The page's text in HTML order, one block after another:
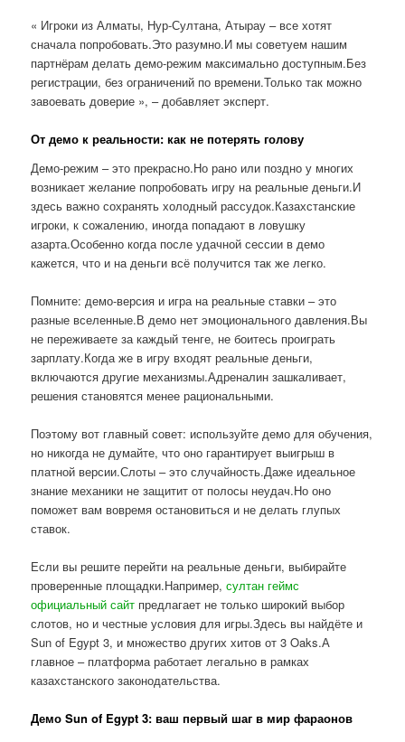
« Игроки из Алматы, Нур-Султана, Атырау – все хотят
сначала попробовать.Это разумно.И мы советуем нашим
партнёрам делать демо-режим максимально доступным.Без
регистрации, без ограничений по времени.Только так можно
завоевать доверие », – добавляет эксперт.
От демо к реальности: как не потерять голову
Демо-режим – это прекрасно.Но рано или поздно у многих
возникает желание попробовать игру на реальные деньги.И
здесь важно сохранять холодный рассудок.Казахстанские
игроки, к сожалению, иногда попадают в ловушку
азарта.Особенно когда после удачной сессии в демо
кажется, что и на деньги всё получится так же легко.
Помните: демо-версия и игра на реальные ставки – это
разные вселенные.В демо нет эмоционального давления.Вы
не переживаете за каждый тенге, не боитесь проиграть
зарплату.Когда же в игру входят реальные деньги,
включаются другие механизмы.Адреналин зашкаливает,
решения становятся менее рациональными.
Поэтому вот главный совет: используйте демо для обучения,
но никогда не думайте, что оно гарантирует выигрыш в
платной версии.Слоты – это случайность.Даже идеальное
знание механики не защитит от полосы неудач.Но оно
поможет вам вовремя остановиться и не делать глупых
ставок.
Если вы решите перейти на реальные деньги, выбирайте
проверенные площадки.Например,султан геймс
официальный сайт предлагает не только широкий выбор
слотов, но и честные условия для игры.Здесь вы найдёте и
Sun of Egypt 3, и множество других хитов от 3 Oaks.А
главное – платформа работает легально в рамках
казахстанского законодательства.
Демо Sun of Egypt 3: ваш первый шаг в мир фараонов